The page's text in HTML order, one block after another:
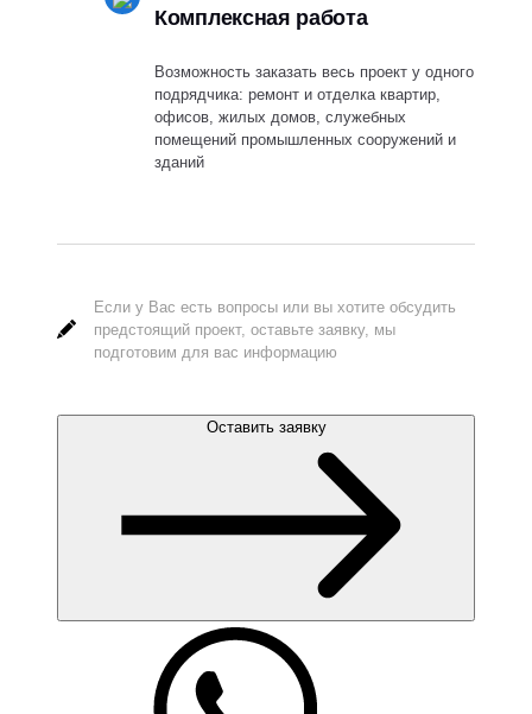
Комплексная работа
Возможность заказать весь проект у одного
подрядчика: ремонт и отделка квартир,
офисов, жилых домов, служебных
помещений промышленных сооружений и
зданий
Если у Вас есть вопросы или вы хотите обсудить
предстоящий проект, оставьте заявку, мы
подготовим для вас информацию
Оставить заявку